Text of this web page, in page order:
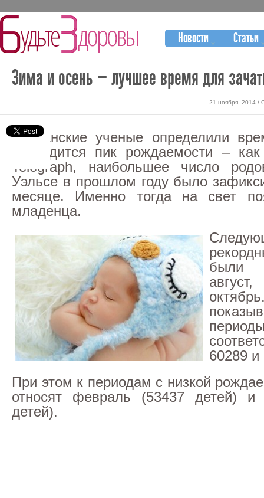
Новости Статьи
Зима и осень — лучшее время для
21 ноября, 2014 /
Британские ученые определили
приходится пик рождаемости –
Telegraph, наибольшее число
Уэльсе в прошлом году было
месяце. Именно тогда на свет
младенца.
были
60289 и
При этом к периодам с низкой
относят февраль (53437 детей) и
детей).